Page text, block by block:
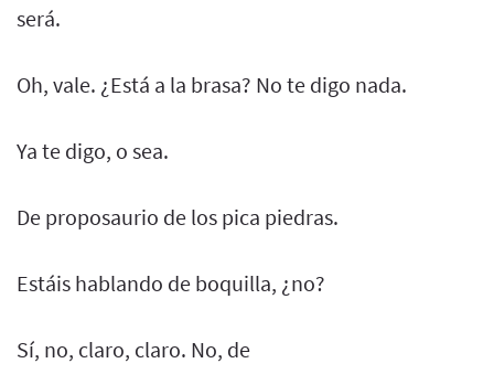
será.
Oh, vale. ¿Está a la brasa? No te digo nada.
Ya te digo, o sea.
De proposaurio de los pica piedras.
Estáis hablando de boquilla, ¿no?
Sí, no, claro, claro. No, de